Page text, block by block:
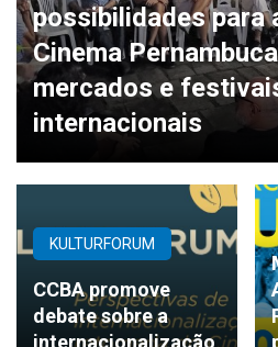
possibilidades para
Cinema
mercados e
internacionais
KULTURFORUM
CCBA promove
debate sobre a